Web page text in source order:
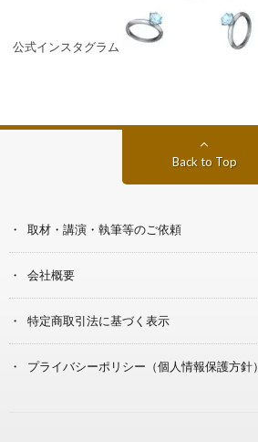
公式インスタグラム
Back to Top
取材・講演・執筆等のご依頼
会社概要
特定商取引法に基づく表示
プライバシーポリシー（個人情報保護方針）